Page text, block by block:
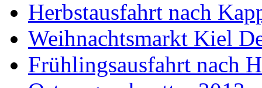
Herbstausfahrt nach
Weihnachtsmarkt Kiel
Frühlingsausfahrt nach